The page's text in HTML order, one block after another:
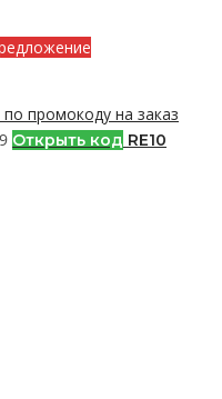
промокоду на заказ
Открыть код RE10